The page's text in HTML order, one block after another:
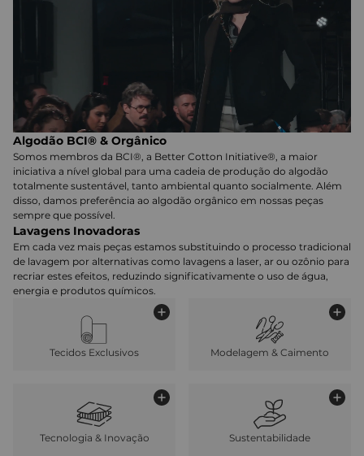
Algodão BCI® & Orgânico
Somos membros da BCI®, a Better Cotton Initiative®, a maior
iniciativa a nível global para uma cadeia de produção do algodão
totalmente sustentável, tanto ambiental quanto socialmente. Além
disso, damos preferência ao algodão orgânico em nossas peças
sempre que possível.
Lavagens Inovadoras
Em cada vez mais peças estamos substituindo o processo tradicional
de lavagem por alternativas como lavagens a laser, ar ou ozônio para
recriar estes efeitos, reduzindo significativamente o uso de água,
energia e produtos químicos.
Tecidos Exclusivos Modelagem & Caimento
Tecnologia & Inovação Sustentabilidade